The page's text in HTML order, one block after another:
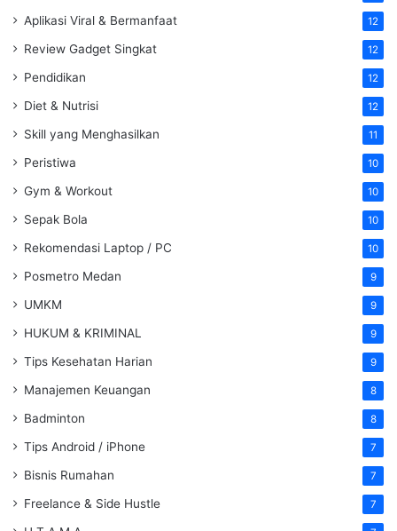
Aplikasi Viral & Bermanfaat 12
Review Gadget Singkat 12
Pendidikan 12
Diet & Nutrisi 12
Skill yang Menghasilkan 11
Peristiwa 10
Gym & Workout 10
Sepak Bola 10
Rekomendasi Laptop / PC 10
Posmetro Medan 9
UMKM 9
HUKUM & KRIMINAL 9
Tips Kesehatan Harian 9
Manajemen Keuangan 8
Badminton 8
Tips Android / iPhone 7
Bisnis Rumahan 7
Freelance & Side Hustle 7